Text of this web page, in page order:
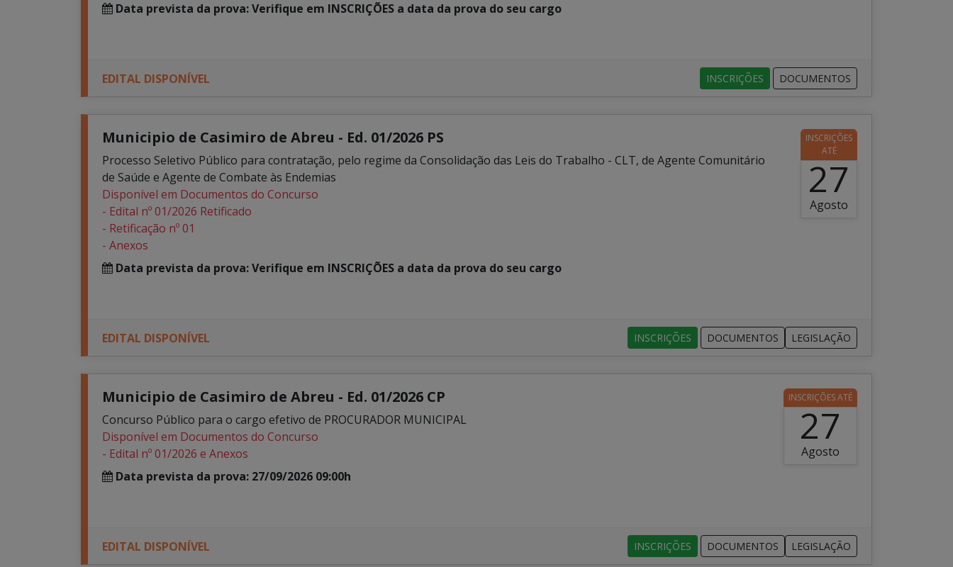
Data prevista da prova: Verifique em INSCRIÇÕES a data da prova do seu cargo
EDITAL DISPONÍVEL INSCRIÇÕES DOCUMENTOS
Municipio de Casimiro de Abreu - Ed. 01/2026 PS
Processo Seletivo Público para contratação, pelo regime da Consolidação das Leis do Trabalho - CLT, de Agente Comunitário
de Saúde e Agente de Combate às Endemias
Disponível em Documentos do Concurso
- Edital nº 01/2026 Retificado
- Retificação nº 01
- Anexos
Data prevista da prova: Verifique em INSCRIÇÕES a data da prova do seu cargo
INSCRIÇÕES
ATÉ
27
Agosto
EDITAL DISPONÍVEL INSCRIÇÕES DOCUMENTOS LEGISLAÇÃO
Municipio de Casimiro de Abreu - Ed. 01/2026 CP
Concurso Público para o cargo efetivo de PROCURADOR MUNICIPAL
Disponível em Documentos do Concurso
- Edital nº 01/2026 e Anexos
Data prevista da prova: 27/09/2026 09:00h
INSCRIÇÕES ATÉ
27
Agosto
EDITAL DISPONÍVEL INSCRIÇÕES DOCUMENTOS LEGISLAÇÃO